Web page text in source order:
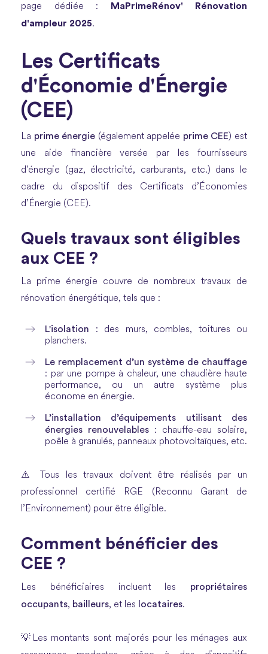
page dédiée :
MaPrimeRénov' Rénovation
d'ampleur 2025.
Les Certificats
d'Économie d'Énergie
(CEE)
La prime énergie (également appelée prime CEE) est
une aide financière versée par les fournisseurs
d'énergie (gaz, électricité, carburants, etc.) dans le
cadre du dispositif des Certificats d’Économies
d’Énergie (CEE).
Quels travaux sont éligibles
aux CEE ?
La prime énergie couvre de nombreux travaux de
rénovation énergétique, tels que :
L'isolation : des murs, combles, toitures ou
planchers.
Le remplacement d’un système de chauffage
: par une pompe à chaleur, une chaudière haute
performance, ou un autre système plus
économe en énergie.
L’installation d’équipements utilisant des
énergies renouvelables : chauffe-eau solaire,
poêle à granulés, panneaux photovoltaïques, etc.
⚠️ Tous les travaux doivent être réalisés par un
professionnel certifié RGE (Reconnu Garant de
l’Environnement) pour être éligible.
Comment bénéficier des
CEE ?
Les bénéficiaires incluent les propriétaires
occupants, bailleurs, et les locataires.
💡Les montants sont majorés pour les ménages aux